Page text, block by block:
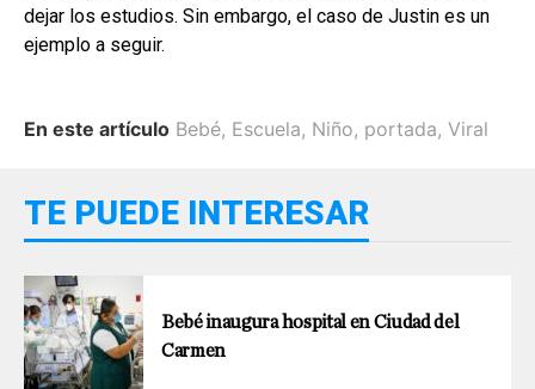
dejar los estudios. Sin embargo, el caso de Justin es un
ejemplo a seguir.
En este artículo Bebé, Escuela, Niño, portada, Viral
TE PUEDE INTERESAR
Bebé inaugura hospital en Ciudad del
Carmen